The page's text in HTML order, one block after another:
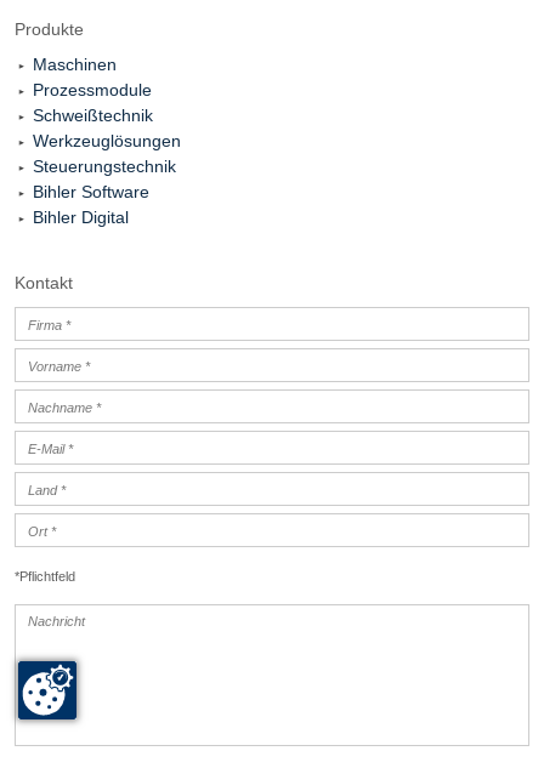
Produkte
Maschinen
Prozessmodule
Schweißtechnik
Werkzeuglösungen
Steuerungstechnik
Bihler Software
Bihler Digital
Kontakt
*Pflichtfeld